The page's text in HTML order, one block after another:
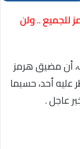
للجميع .. ولن
أن مضيق هرمز
أحد، حسبما
عاجل .